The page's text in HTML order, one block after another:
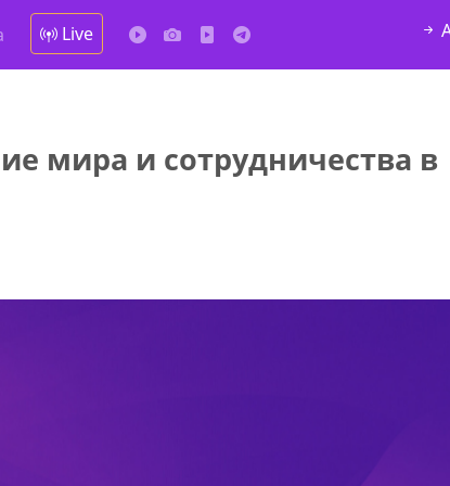
Live
мира и сотрудничества в